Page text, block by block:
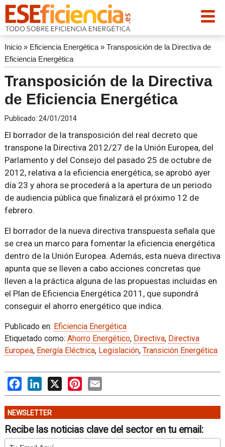
Inicio» Eficiencia Energética» Transposición de la Directiva de
Eficiencia Energética
Transposición de la Directiva
de Eficiencia Energética
Publicado: 24/01/2014
El borrador de la transposición del real decreto que
transpone la Directiva 2012/27 de la Unión Europea, del
Parlamento y del Consejo del pasado 25 de octubre de
2012, relativa a la eficiencia energética, se aprobó ayer
día 23 y ahora se procederá a la apertura de un periodo
de audiencia pública que finalizará el próximo 12 de
febrero.
El borrador de la nueva directiva transpuesta señala que
se crea un marco para fomentar la eficiencia energética
dentro de la Unión Europea. Además, esta nueva directiva
apunta que se lleven a cabo acciones concretas que
lleven a la práctica alguna de las propuestas incluidas en
el Plan de Eficiencia Energética 2011, que supondrá
conseguir el ahorro energético que indica.
Publicado en: Eficiencia Energética
Etiquetado como: Ahorro Energético, Directiva, Directiva
Europea, Energía Eléctrica, Legislación, Transición Energética
FacebookLinkedIn
X PinterestEmail
NEWSLETTER
Recibe las noticias clave del sector en tu email: